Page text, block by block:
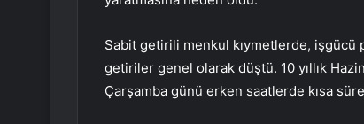
Sabit getirili menkul kıymetlerde, işgücü
getiriler genel olarak düştü. 10 yıllık
Çarşamba günü erken saatlerde kısa